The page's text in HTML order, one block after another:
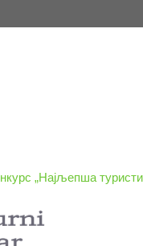
„Најљепша